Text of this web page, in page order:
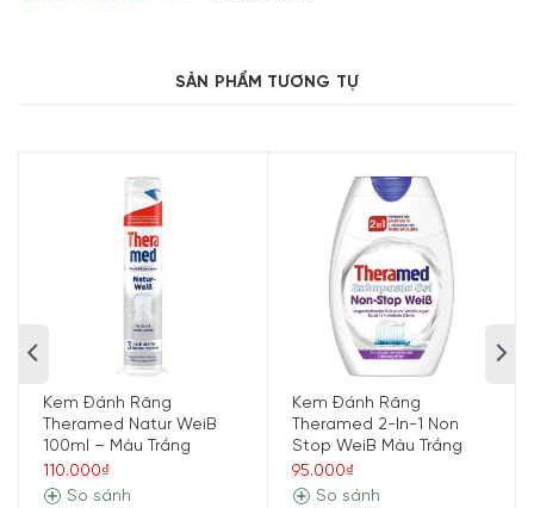
Phù hợp với trẻ em trên 6 tuổi
Sản phẩm có bao bì bắt mắt, vị bạc hà nhẹ phù hợp với
thị hiếu của trẻ em trên 6 tuổi vì vậy được trẻ trong độ
tuổi này rất ưa chuộng.
Với Kem Đánh Răng Signal Milder Minz Geschmac
Pokémon 6+, răng của trẻ sẽ được chăm sóc nhẹ nhàng,
sạch sẽ.
SẢN PHẨM TƯƠNG TỰ
Kem Đánh Răng
Theramed Natur WeiB
100ml – Màu Trắng
110.000₫
So sánh
Kem Đánh Răng
Theramed 2-In-1 Non
Stop WeiB Màu Trắng
95.000₫
So sánh